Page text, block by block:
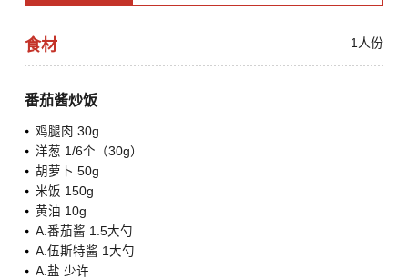
食材 1人份
番茄酱炒饭
鸡腿肉 30g
洋葱 1/6个（30g）
胡萝卜 50g
米饭 150g
黄油 10g
A.番茄酱 1.5大勺
A.伍斯特酱 1大勺
A.盐 少许